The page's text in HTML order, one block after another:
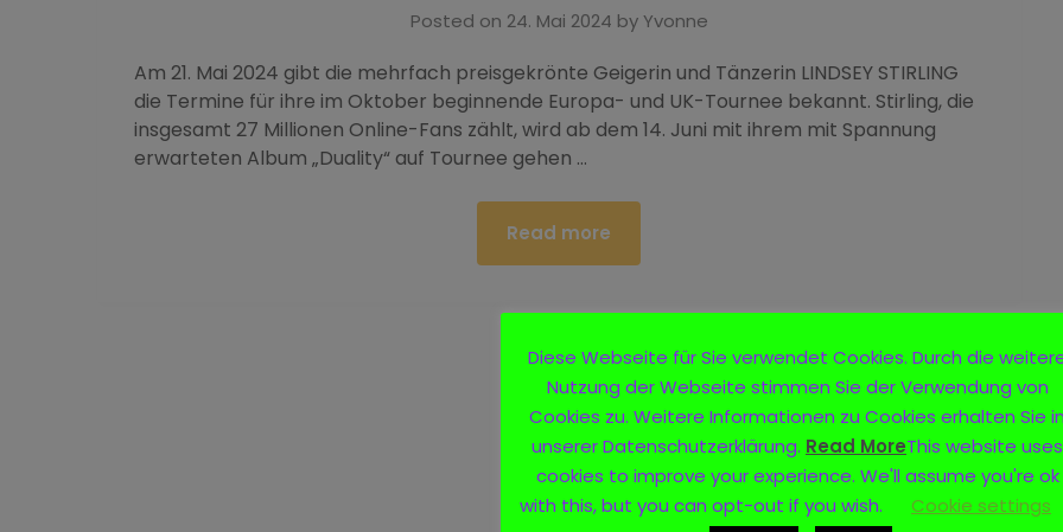
Posted on 24. Mai 2024 byYvonne
Am 21. Mai 2024 gibt die mehrfach preisgekrönte Geigerin und Tänzerin LINDSEY STIRLING
die Termine für ihre im Oktober beginnende Europa- und UK-Tournee bekannt. Stirling, die
insgesamt 27 Millionen Online-Fans zählt, wird ab dem 14. Juni mit ihrem mit Spannung
erwarteten Album „Duality“ auf Tournee gehen …
Read more
Diese Webseite für Sie verwendet Cookies. Durch die
Nutzung der Webseite stimmen Sie der Verwendung von
Cookies zu. Weitere Informationen zu Cookies erhalten Sie
unserer Datenschutzerklärung. Read MoreThis website uses
cookies to improve your experience. We'll assume you're ok
with this, but you can opt-out if you wish.
Cookie settings